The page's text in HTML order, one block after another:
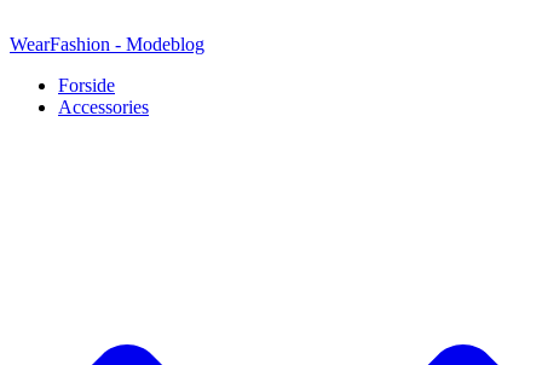
til
WearFashion - Modeblog
Forside
Accessories